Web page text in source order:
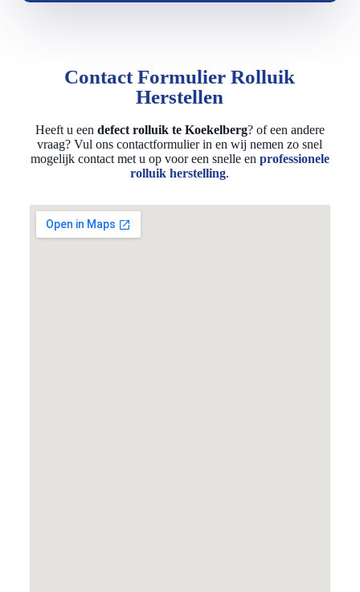
Contact Formulier Rolluik
Herstellen
Heeft u een defect rolluik te Koekelberg? of een andere
vraag? Vul ons contactformulier in en wij nemen zo snel
mogelijk contact met u op voor een snelle en professionele
rolluik herstelling.